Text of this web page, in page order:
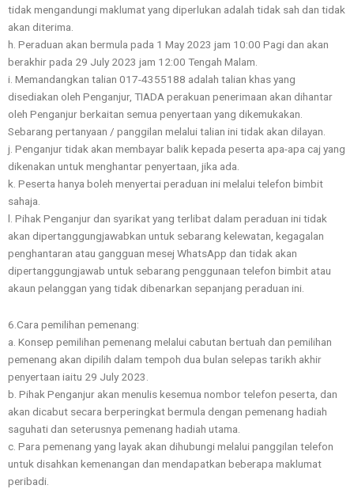
tidak mengandungi maklumat yang diperlukan adalah tidak sah dan tidak
akan diterima.
h. Peraduan akan bermula pada 1 May 2023 jam 10:00 Pagi dan akan
berakhir pada 29 July 2023 jam 12:00 Tengah Malam.
i. Memandangkan talian 017-4355188 adalah talian khas yang
disediakan oleh Penganjur, TIADA perakuan penerimaan akan dihantar
oleh Penganjur berkaitan semua penyertaan yang dikemukakan.
Sebarang pertanyaan / panggilan melalui talian ini tidak akan dilayan.
j. Penganjur tidak akan membayar balik kepada peserta apa-apa caj yang
dikenakan untuk menghantar penyertaan, jika ada.
k. Peserta hanya boleh menyertai peraduan ini melalui telefon bimbit
sahaja.
l. Pihak Penganjur dan syarikat yang terlibat dalam peraduan ini tidak
akan dipertanggungjawabkan untuk sebarang kelewatan, kegagalan
penghantaran atau gangguan mesej WhatsApp dan tidak akan
dipertanggungjawab untuk sebarang penggunaan telefon bimbit atau
akaun pelanggan yang tidak dibenarkan sepanjang peraduan ini.
6.Cara pemilihan pemenang:
a. Konsep pemilihan pemenang melalui cabutan bertuah dan pemilihan
pemenang akan dipilih dalam tempoh dua bulan selepas tarikh akhir
penyertaan iaitu 29 July 2023.
b. Pihak Penganjur akan menulis kesemua nombor telefon peserta, dan
akan dicabut secara berperingkat bermula dengan pemenang hadiah
saguhati dan seterusnya pemenang hadiah utama.
c. Para pemenang yang layak akan dihubungi melalui panggilan telefon
untuk disahkan kemenangan dan mendapatkan beberapa maklumat
peribadi.